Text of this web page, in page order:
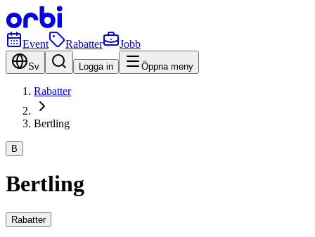
Event Rabatter Jobb
Sv Logga in Öppna meny
Rabatter
Bertling
B
Bertling
Rabatter